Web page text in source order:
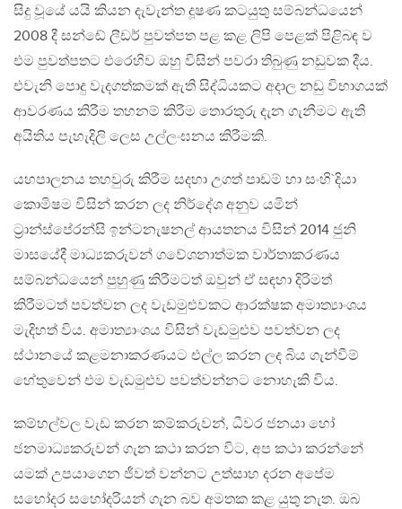
සිදු වූයේ යයි කියන දැවැන්ත දූෂණ කටයුතු සම්බන්ධයෙන්
2008 දී සන්ඬේ ලීඩර් පුවත්පත පළ කළ ලිපි පෙළක් පිළිබඳ ව
එම පුවත්පතට එරෙහිව ඔහු විසින් පවරා තිබුණු නඩුවක දීය.
එවැනි පොදු වැදගත්කමක් ඇති සිද්ධියකට අදාල නඩු විභාගයක්
ආවරණය කිරීම තහනම් කිරීම තොරතුරු දැන ගැනීමට ඇති
අයිතිය පැහැදිලි ලෙස උල්ලංඝනය කිරීමකි.
යහපාලනය තහවුරු කිරීම සදහා උගත් පාඩම් හා සංහි`දියා
කොමිෂම විසින් කරන ලද නිර්දේශ අනුව යමින්
ට‍්‍රාන්ස්පේරන්සි ඉන්ටනැෂනල් ආයතනය විසින් 2014 ජුනි
මාසයේදී මාධ්‍යකරුවන් ගවේශනාත්මක වාර්තාකරණය
සම්බන්ධයෙන් පුහුණු කිරීමටත් ඔවුන් ඒ සඳහා දිරිමත්
කිරීමටත් පවත්වන ලද වැඩමුළුවකට ආරක්ෂක අමාත්‍යාංශය
මැදිහත් විය. අමාත්‍යාංශය විසින් වැඩමුළුව පවත්වන ලද
ස්ථානයේ කළමනාකරණයට එල්ල කරන ලද බිය ගැන්වීම්
හේතුවෙන් එම වැඩමුළුව පවත්වන්නට නොහැකි විය.
කම්හල්වල වැඩ කරන කම්කරුවන්, ධීවර ජනයා හෝ
ජනමාධ්‍යකරුවන් ගැන කථා කරන විට, අප කථා කරන්නේ
යමක් උපයාගෙන ජීවත් වන්නට උත්සාහ දරන අපේම
සහෝදර සහෝදරියන් ගැන බව අමතක කළ යුතු නැත. ඔබ